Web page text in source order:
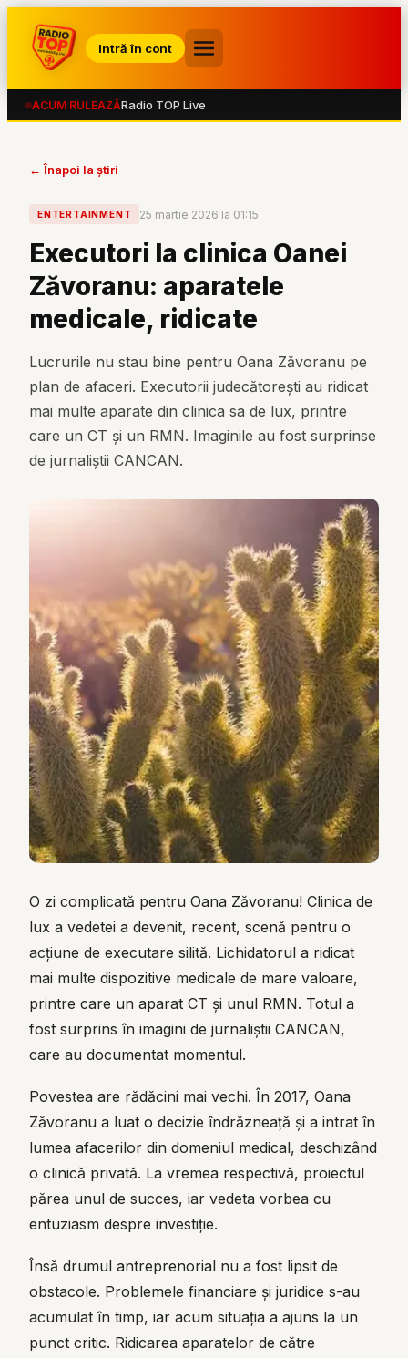
Intră în cont
ACUM RULEAZĂRadio TOP Live
← Înapoi la știri
ENTERTAINMENT 25 martie 2026 la 01:15
Executori la clinica Oanei
Zăvoranu: aparatele
medicale, ridicate
Lucrurile nu stau bine pentru Oana Zăvoranu pe
plan de afaceri. Executorii judecătorești au ridicat
mai multe aparate din clinica sa de lux, printre
care un CT și un RMN. Imaginile au fost surprinse
de jurnaliștii CANCAN.
O zi complicată pentru Oana Zăvoranu! Clinica de
lux a vedetei a devenit, recent, scenă pentru o
acțiune de executare silită. Lichidatorul a ridicat
mai multe dispozitive medicale de mare valoare,
printre care un aparat CT și unul RMN. Totul a
fost surprins în imagini de jurnaliștii CANCAN,
care au documentat momentul.
Povestea are rădăcini mai vechi. În 2017, Oana
Zăvoranu a luat o decizie îndrăzneață și a intrat în
lumea afacerilor din domeniul medical, deschizând
o clinică privată. La vremea respectivă, proiectul
părea unul de succes, iar vedeta vorbea cu
entuziasm despre investiție.
Însă drumul antreprenorial nu a fost lipsit de
obstacole. Problemele financiare și juridice s-au
acumulat în timp, iar acum situația a ajuns la un
punct critic. Ridicarea aparatelor de către